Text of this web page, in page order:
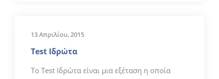
13 Απριλίου, 2015
Test Ιδρώτα
Το Test Ιδρώτα είναι μια εξέταση η οποία